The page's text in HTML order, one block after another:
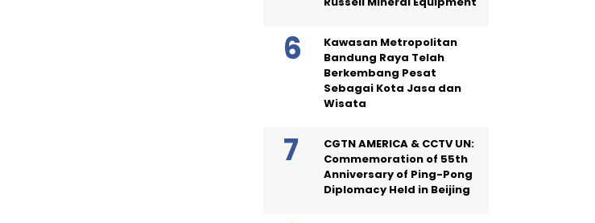
Kawasan Metropolitan
Bandung Raya Telah
Berkembang Pesat
Sebagai Kota Jasa dan
Wisata
CGTN AMERICA & CCTV UN:
Commemoration of 55th
Anniversary of Ping-Pong
Diplomacy Held in Beijing